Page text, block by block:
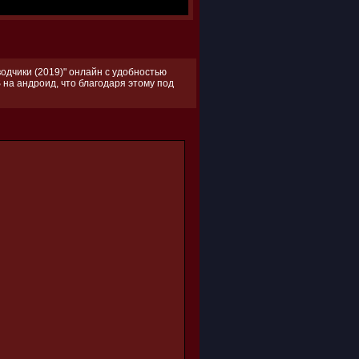
(2019)" онлайн с удобностью
андроид, что благодаря этому под